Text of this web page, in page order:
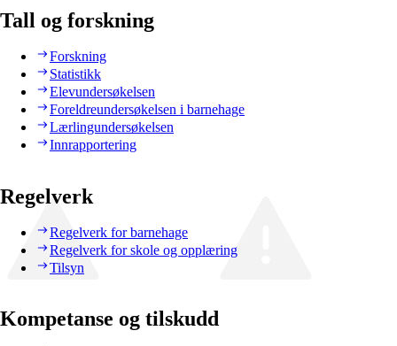
Tall og forskning
Forskning
Statistikk
Elevundersøkelsen
Foreldreundersøkelsen i barnehage
Lærlingundersøkelsen
Innrapportering
Regelverk
Regelverk for barnehage
Regelverk for skole og opplæring
Tilsyn
Kompetanse og tilskudd